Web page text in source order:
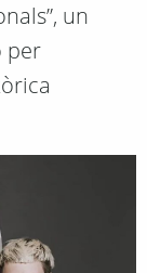
un
per